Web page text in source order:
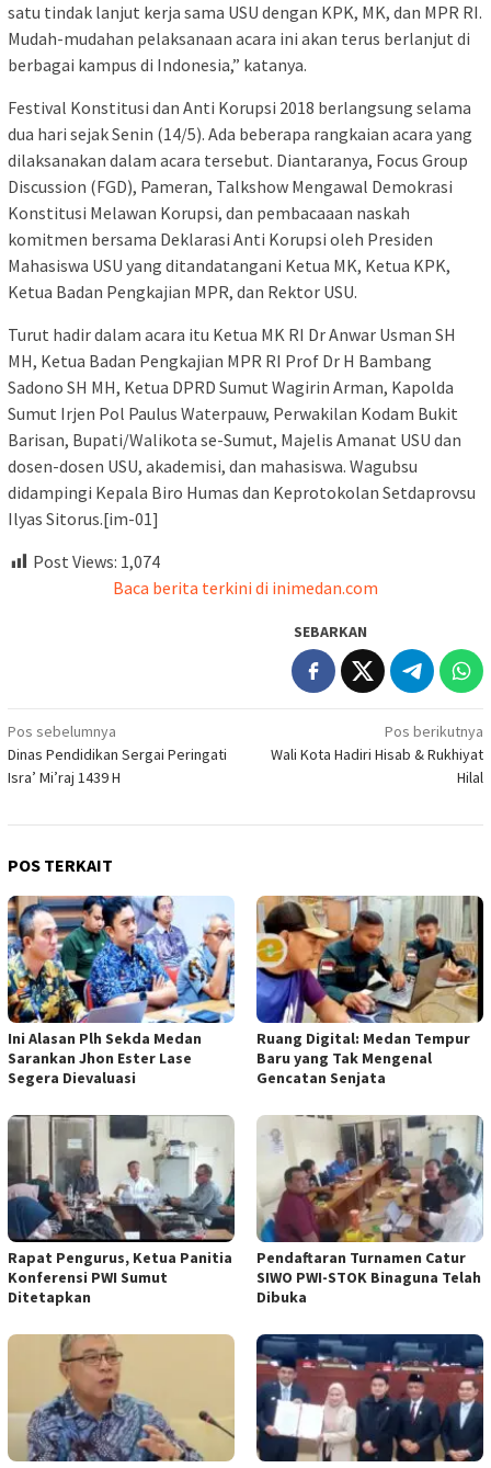
satu tindak lanjut kerja sama USU dengan KPK, MK, dan MPR RI.
Mudah-mudahan pelaksanaan acara ini akan terus berlanjut di
berbagai kampus di Indonesia,” katanya.
Festival Konstitusi dan Anti Korupsi 2018 berlangsung selama
dua hari sejak Senin (14/5). Ada beberapa rangkaian acara yang
dilaksanakan dalam acara tersebut. Diantaranya, Focus Group
Discussion (FGD), Pameran, Talkshow Mengawal Demokrasi
Konstitusi Melawan Korupsi, dan pembacaaan naskah
komitmen bersama Deklarasi Anti Korupsi oleh Presiden
Mahasiswa USU yang ditandatangani Ketua MK, Ketua KPK,
Ketua Badan Pengkajian MPR, dan Rektor USU.
Turut hadir dalam acara itu Ketua MK RI Dr Anwar Usman SH
MH, Ketua Badan Pengkajian MPR RI Prof Dr H Bambang
Sadono SH MH, Ketua DPRD Sumut Wagirin Arman, Kapolda
Sumut Irjen Pol Paulus Waterpauw, Perwakilan Kodam Bukit
Barisan, Bupati/Walikota se-Sumut, Majelis Amanat USU dan
dosen-dosen USU, akademisi, dan mahasiswa. Wagubsu
didampingi Kepala Biro Humas dan Keprotokolan Setdaprovsu
Ilyas Sitorus.[im-01]
Post Views: 1,074
Baca berita terkini di inimedan.com
SEBARKAN
Navigasi
pos
Pos sebelumnya
Dinas Pendidikan Sergai Peringati
Isra’ Mi’raj 1439 H
Pos berikutnya
Wali Kota Hadiri Hisab & Rukhiyat
Hilal
POS TERKAIT
Ini Alasan Plh Sekda Medan
Sarankan Jhon Ester Lase
Segera Dievaluasi
Ruang Digital: Medan Tempur
Baru yang Tak Mengenal
Gencatan Senjata
Rapat Pengurus, Ketua Panitia
Konferensi PWI Sumut
Ditetapkan
Pendaftaran Turnamen Catur
SIWO PWI-STOK Binaguna Telah
Dibuka